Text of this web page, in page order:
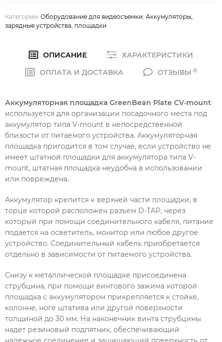
Категории: Оборудование для видеосъемки Аккумуляторы,
зарядные устройства, площадки
ОПИСАНИЕ
ХАРАКТЕРИСТИКИ
ОПЛАТА И ДОСТАВКА
ОТЗЫВЫ 0
Аккумуляторная площадка GreenBean Plate СV-mount
используется для организации посадочного места под
аккумулятор типа V-mount в непосредственной
близости от питаемого устройства. Аккумуляторная
площадка пригодится в том случае, если устройство не
имеет штатной площадки для аккумулятора типа V-
mount, штатная площадка неудобна в использовании
или повреждена.
Аккумулятор крепится к верхней части площадки, в
торце которой расположен разъем D-TAP, через
который при помощи соединительного кабеля, питание
подается на осветитель, монитор или любое другое
устройство. Соединительный кабель приобретается
отдельно в зависимости от питаемого устройства.
Снизу к металлической площадке присоединена
струбцина, при помощи винтового зажима которой
площадка с аккумулятором прикрепляется к стойке,
колонне, ноге штатива или другой поверхности
толщиной до 30 мм. На наконечник винта струбцины
надет резиновый подпятник, обеспечивающий